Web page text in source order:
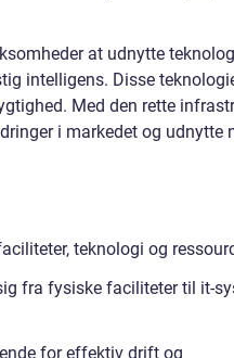
at udnytte
intelligens. Disse
Med den rette
i markedet og udnytte
teknologi og
fra fysiske faciliteter til it-
for effektiv drift og